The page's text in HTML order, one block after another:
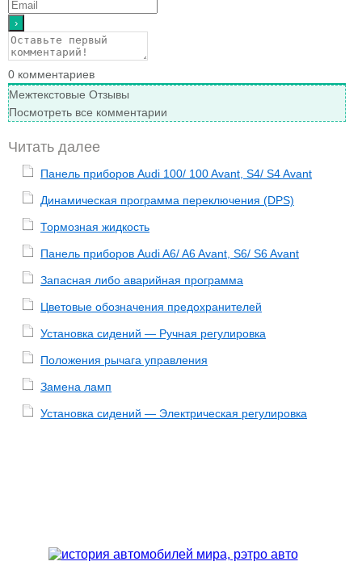
0 комментариев
Межтекстовые Отзывы
Посмотреть все комментарии
Читать далее
Панель приборов Audi 100/ 100 Avant, S4/ S4 Avant
Динамическая программа переключения (DPS)
Тормозная жидкость
Панель приборов Audi A6/ A6 Avant, S6/ S6 Avant
Запасная либо аварийная программа
Цветовые обозначения предохранителей
Установка сидений — Ручная регулировка
Положения рычага управления
Замена ламп
Установка сидений — Электрическая регулировка